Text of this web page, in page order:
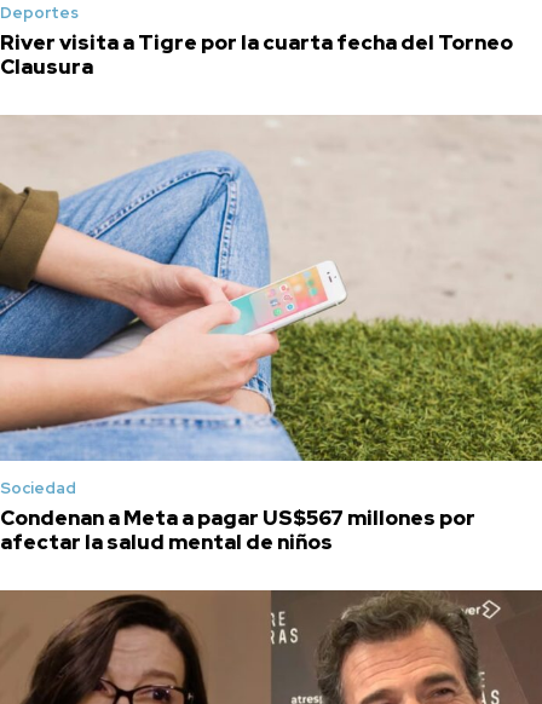
Deportes
River visita a Tigre por la cuarta fecha del Torneo
Clausura
Sociedad
Condenan a Meta a pagar US$567 millones por
afectar la salud mental de niños